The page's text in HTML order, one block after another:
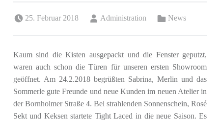
25. Februar 2018
Administration
News
Kaum sind die Kisten ausgepackt und die Fenster geputzt,
waren auch schon die Türen für unseren ersten Showroom
geöffnet. Am 24.2.2018 begrüßten Sabrina, Merlin und das
Sommerle gute Freunde und neue Kunden im neuen Atelier in
der Bornholmer Straße 4. Bei strahlenden Sonnenschein, Rosé
Sekt und Keksen startete Tight Laced in die neue Saison. Es